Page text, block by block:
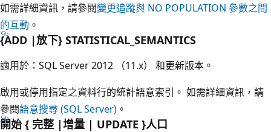
如需詳細資訊，請參閱變更追蹤與 NO POPULATION 參數之間
的互動 。
{ADD |放下} STATISTICAL_SEMANTICS
適用於：SQL Server 2012 （11.x） 和更新版本。
啟用或停用指定之資料行的統計語意索引。 如需詳細資訊，請
參閱語意搜尋 (SQL Server) 。
開始 { 完整 |增量 | UPDATE }人口